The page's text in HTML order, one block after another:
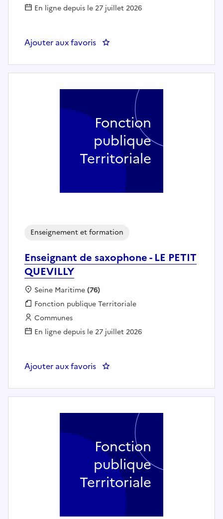
En ligne depuis le 27 juillet 2026
Ajouter aux favoris : Enseignant.e chant lyrique -
Enseignant de saxophone - LE PETIT
QUEVILLY
Enseignement et formation
Localisation :
Seine Maritime(76)
Fonction publique :
Fonction publique Territoriale
Employeur :
Communes
En ligne depuis le 27 juillet 2026
Ajouter aux favoris : Enseignant de saxophone - LE
Fonction
publique
Territoriale
Fonction
publique
Territoriale